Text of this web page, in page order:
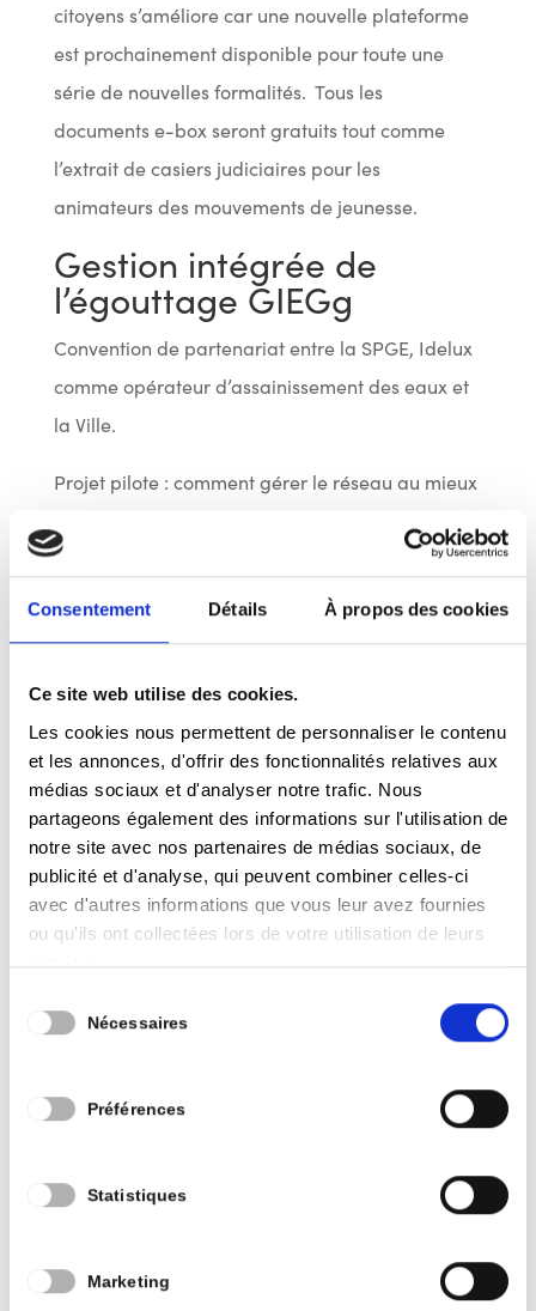
Consentement Détails À propos des cookies
Ce site web utilise des cookies.
Les cookies nous permettent de personnaliser le contenu
et les annonces, d'offrir des fonctionnalités relatives aux
médias sociaux et d'analyser notre trafic. Nous
partageons également des informations sur l'utilisation de
notre site avec nos partenaires de médias sociaux, de
publicité et d'analyse, qui peuvent combiner celles-ci
avec d'autres informations que vous leur avez fournies
ou qu'ils ont collectées lors de votre utilisation de leurs
services.
Nécessaires
Préférences
Statistiques
Marketing
citoyens s’améliore car une nouvelle plateforme
est prochainement disponible pour toute une
série de nouvelles formalités. Tous les
documents e-box seront gratuits tout comme
l’extrait de casiers judiciaires pour les
animateurs des mouvements de jeunesse.
Gestion intégrée de
l’égouttage GIEGg
Convention de partenariat entre la SPGE, Idelux
comme opérateur d’assainissement des eaux et
la Ville.
Projet pilote : comment gérer le réseau au mieux
de manière plus durable. Entièrement financé
masses d’eau à encore être améliorer,
poursuivre plus d’investissement.
En province de Luxembourg on a une longueur
d’avance en la matière en matière curatif.
L’ objectif sur la période de 2024-2028 : assurer
la gestion de l’égouttage sur une Zone limitée sur
27 km de pour pouvoir proposer sur gestion
intégrée. Les villages qui répondaient au mieux
aux critères de la SPGE à savoir Bonnert et
Pour info : sur la commune nous avons 160 km
d’égouttage actuellement. cadastre, inspection
et curatif déjà fait sur notre commune.